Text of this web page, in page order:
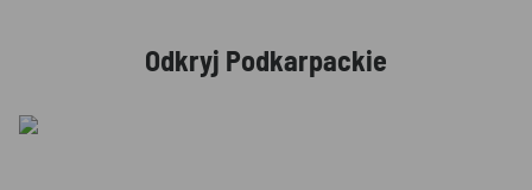
Odkryj Podkarpackie